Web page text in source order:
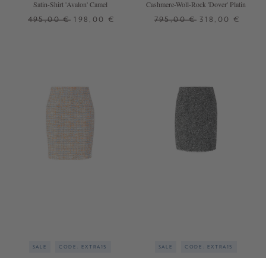
Satin-Shirt 'Avalon' Camel
495,00 € 198,00 €
Cashmere-Woll-Rock 'Dover' Platin
795,00 € 318,00 €
SALE CODE: EXTRA15 SALE CODE: EXTRA15